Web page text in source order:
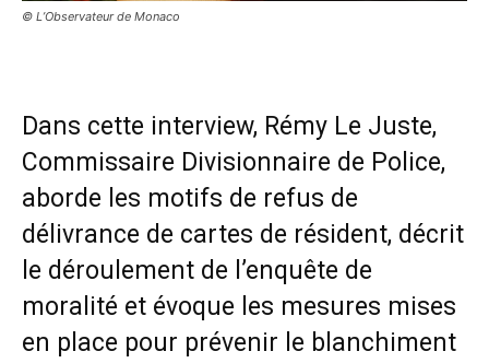
© L’Observateur de Monaco
Dans cette interview, Rémy Le Juste,
Commissaire Divisionnaire de Police,
aborde les motifs de refus de
délivrance de cartes de résident, décrit
le déroulement de l’enquête de
moralité et évoque les mesures mises
en place pour prévenir le blanchiment